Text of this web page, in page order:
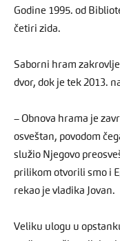
Godine 1995. od
četiri zida.
Saborni hram
dvor, dok je tek 2013.
– Obnova hrama je
osveštan, povodom
služio Njegovo
prilikom otvorili smo i
rekao je vladika Jovan.
Veliku ulogu u